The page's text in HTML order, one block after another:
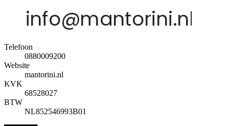
Telefoon
0880009200
Website
mantorini.nl
KVK
68528027
BTW
NL852546993B01